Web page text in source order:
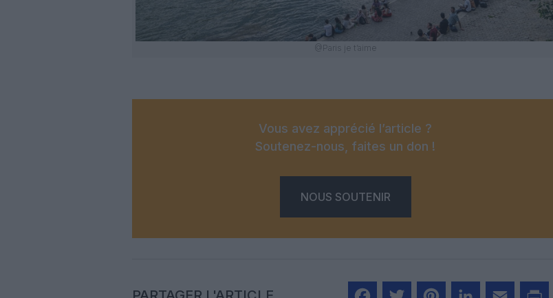
@Paris je t’aime
Vous avez apprécié l’article ?
Soutenez-nous, faites un don !
NOUS SOUTENIR